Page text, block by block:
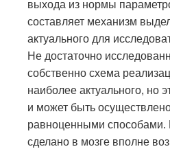
выхода из нормы
составляет механизм
актуального для
Не достаточно
собственно схема
наиболее актуального, но
и может быть
равноценными способами.
сделано в мозге вполне